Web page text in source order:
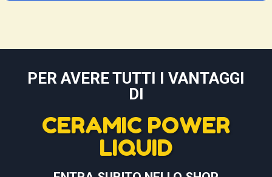
PER AVERE TUTTI I VANTAGGI
DI
CERAMIC POWER
LIQUID